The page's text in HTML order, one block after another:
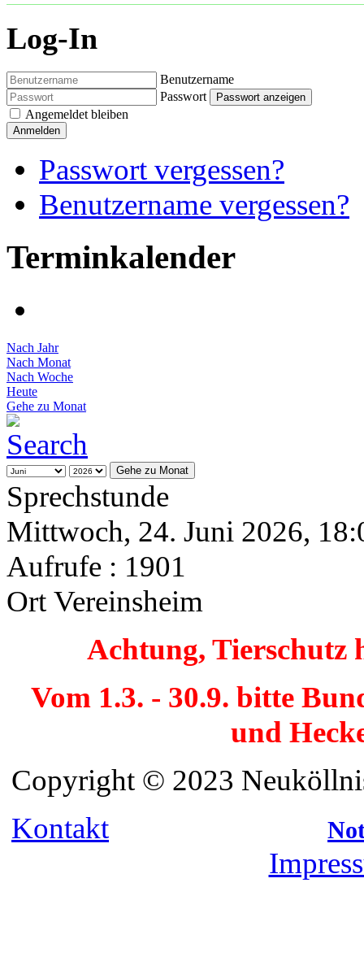
Log-In
Benutzername
Passwort
Passwort anzeigen
Angemeldet bleiben
Anmelden
Passwort vergessen?
Benutzername vergessen?
Terminkalender
Nach Jahr
Nach Monat
Nach Woche
Heute
Gehe zu Monat
Gehe zu Monat
Sprechstunde
Mittwoch, 24. Juni 2026,
Aufrufe : 1901
Ort Vereinsheim
Achtung, Tierschutz
Vom 1.3. - 30.9. bitte
und
Copyright © 2023
Kontakt